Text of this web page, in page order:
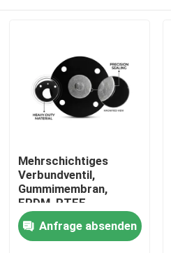
Zu Hause
Mehrschichtiges
Verbundventil,
Gummimembran,
EPDM, PTFE,
laminierte chemische
Barriere, doppelte
Härte
Anfrage absenden